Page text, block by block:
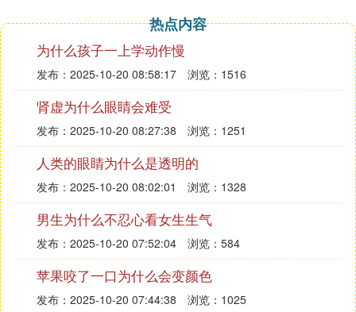
热点内容
为什么孩子一上学动作慢
发布：2025-10-20 08:58:17 浏览：1516
肾虚为什么眼睛会难受
发布：2025-10-20 08:27:38 浏览：1251
人类的眼睛为什么是透明的
发布：2025-10-20 08:02:01 浏览：1328
男生为什么不忍心看女生生气
发布：2025-10-20 07:52:04 浏览：584
苹果咬了一口为什么会变颜色
发布：2025-10-20 07:44:38 浏览：1025